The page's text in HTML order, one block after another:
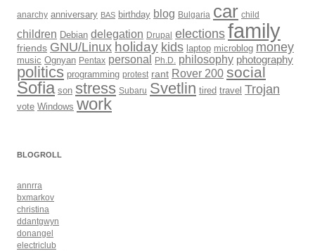
anarchy anniversary BAS birthday blog Bulgaria car child
children Debian delegation Drupal elections family
friends GNU/Linux holiday kids laptop microblog money
music Ognyan Pentax personal Ph.D. philosophy photography
politics programming protest rant Rover 200 social
Sofia son stress Subaru Svetlin tired travel Trojan
vote Windows work
BLOGROLL
annrra
bxmarkov
christina
ddantgwyn
donangel
electriclub